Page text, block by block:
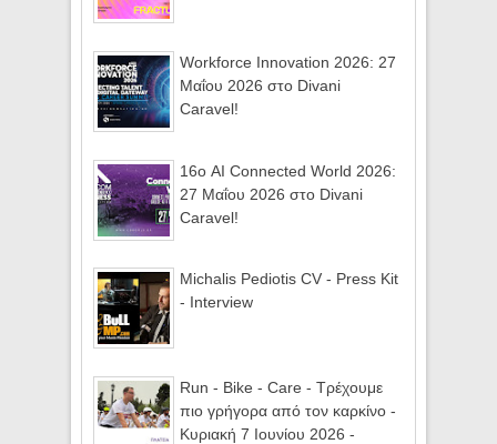
Workforce Innovation 2026: 27
Μαΐου 2026 στο Divani
Caravel!
16ο AI Connected World 2026:
27 Μαΐου 2026 στο Divani
Caravel!
Michalis Pediotis CV - Press Kit
- Interview
Run - Bike - Care - Τρέχουμε
πιο γρήγορα από τον καρκίνο -
Κυριακή 7 Ιουνίου 2026 -